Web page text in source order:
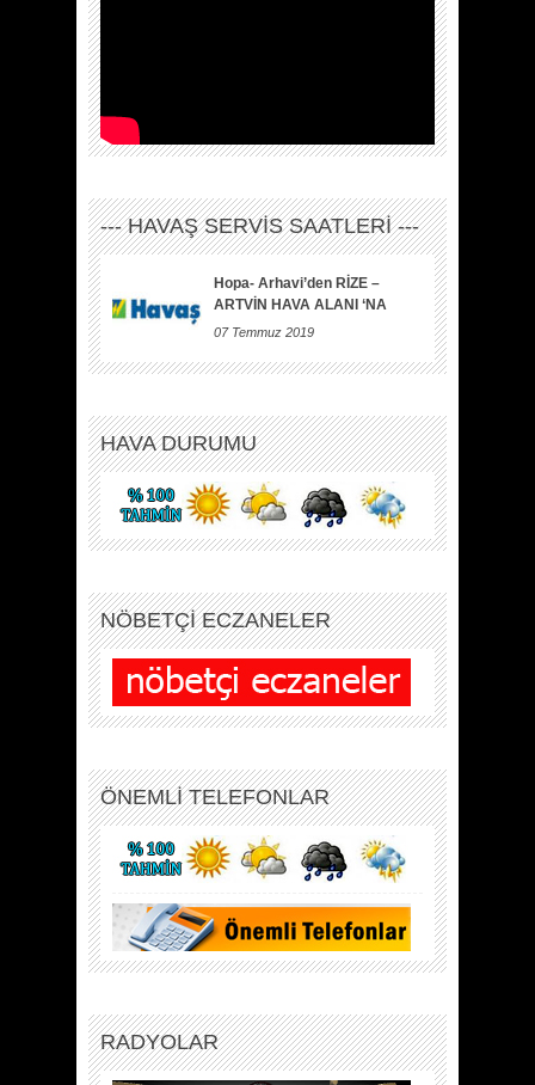
--- HAVAŞ SERVİS SAATLERİ ---
Hopa- Arhavi’den RİZE –
ARTVİN HAVA ALANI ‘NA
07 Temmuz 2019
HAVA DURUMU
NÖBETÇİ ECZANELER
ÖNEMLİ TELEFONLAR
RADYOLAR